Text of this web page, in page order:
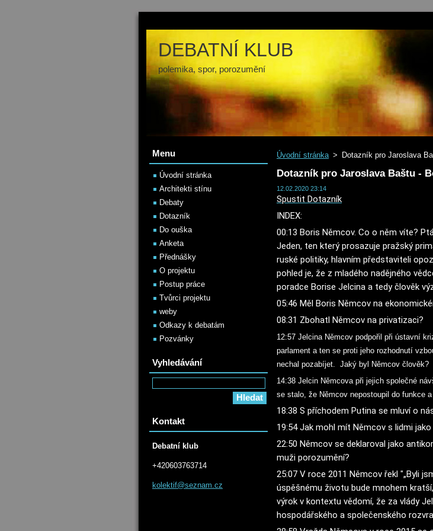
DEBATNÍ KLUB
polemika, spor, porozumění
Úvodní stránka > Dotazník pro Jaroslava
Dotazník pro Jaroslava Baštu -
12.02.2020 23:14
Spustit Dotazník
INDEX:
00:13 Boris Němcov. Co o něm víte?
Jeden, ten který prosazuje pražský
ruské politiky, hlavním představiteli
pohled je, že z mladého nadějného
05:46 Měl Boris Němcov na
08:31 Zbohatl Němcov na privatizaci?
12:57 Jelcina Němcov podpořil při ústavní
parlament a ten se proti jeho rozhodnutí
nechal pozabíjet. Jaký byl Němcov člověk?
14:38 Jelcin Němcova při jejich společné
se stalo, že Němcov nepostoupil do funkce
18:38 S příchodem Putina se mluví o
19:54 Jak mohl mít Němcov s lidmi
22:50 Němcov se deklaroval jako
muži porozumění?
25:07 V roce 2011 Němcov řekl "„Byli
úspěšnému životu bude mnohem
výrok v kontextu vědomí, že za vlády
hospodářského a společenského
Menu
Úvodní stránka
Architekti stínu
Debaty
Dotazník
Do ouška
Anketa
Přednášky
O projektu
Postup práce
Tvůrci projektu
weby
Odkazy k debatám
Pozvánky
Vyhledávání
Kontakt
Debatní klub
+420603763714
kolektif@seznam.cz